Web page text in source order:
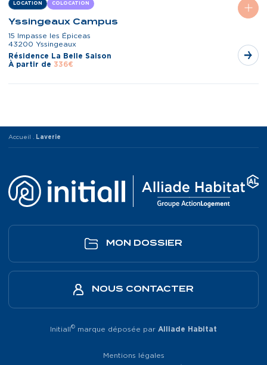
LOCATION COLOCATION
Yssingeaux Campus
15 Impasse les Épiceas
43200 Yssingeaux
Résidence La Belle Saison
À partir de 336€
Accueil Laverie
MON DOSSIER
NOUS CONTACTER
Initiall© marque déposée par Alliade Habitat
Mentions légales